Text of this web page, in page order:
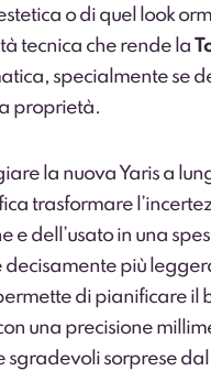
o di quel look
tecnica che rende la
specialmente se
proprietà.
la nuova Yaris a
trasformare
e dell’usato in una
più
di pianificare il
una precisione
sgradevoli sorprese